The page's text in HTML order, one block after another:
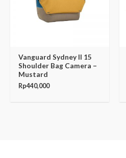
Vanguard Sydney II 15
Shoulder Bag Camera –
Mustard
Rp440,000